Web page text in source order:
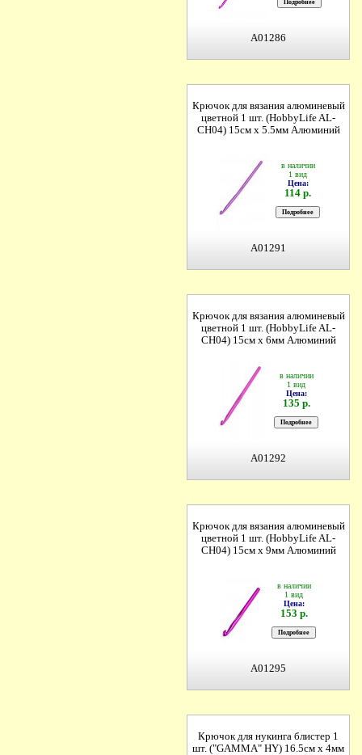
A01286
Крючок для вязания алюминевый
цветной 1 шт. (HobbyLife AL-
CH04) 15см х 5.5мм Алюминий
в наличии
1 вид
Цена:
114 р.
A01291
Крючок для вязания алюминевый
цветной 1 шт. (HobbyLife AL-
CH04) 15см х 6мм Алюминий
в наличии
1 вид
Цена:
135 р.
A01292
Крючок для вязания алюминевый
цветной 1 шт. (HobbyLife AL-
CH04) 15см х 9мм Алюминий
в наличии
1 вид
Цена:
153 р.
A01295
Крючок для нукинга блистер 1
шт. ("GAMMA" HY) 16.5см х 4мм